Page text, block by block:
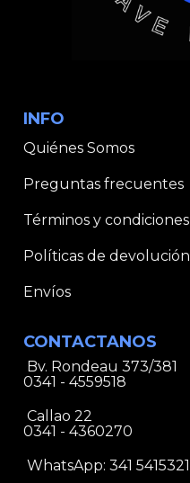
INFO
Quiénes Somos
Preguntas frecuentes
Términos y condiciones
Políticas de devolución
Envíos
CONTACTANOS
Bv. Rondeau 373/381
0341 - 4559518
Callao 22
0341 - 4360270
WhatsApp: 341 5415321